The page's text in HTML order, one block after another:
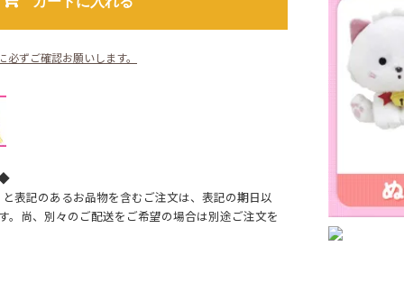
ずご確認お願いします。
表記のあるお品物を含むご注文は、表記の期日以
。尚、別々のご配送をご希望の場合は別途ご注文を